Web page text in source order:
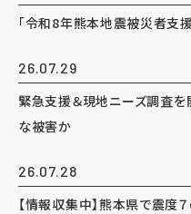
「令和8年熊本地震被災者支援
26.07.29
緊急支援＆現地ニーズ調査
な被害か
26.07.28
【情報収集中】熊本県で震度